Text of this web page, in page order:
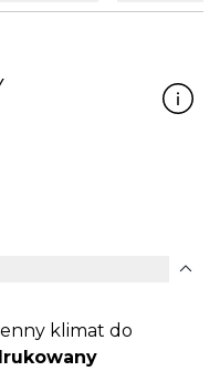
expand_more
klimat do